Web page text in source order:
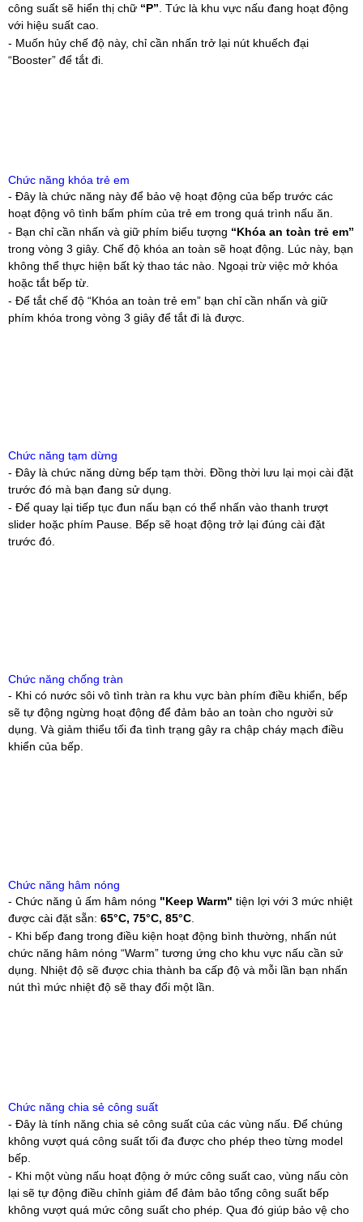
công suất sẽ hiển thị chữ “P” . Tức là khu vực nấu đang hoạt động
với hiệu suất cao.
- Muốn hủy chế độ này, chỉ cần nhấn trở lại nút khuếch đại
“Booster” để tắt đi.
Chức năng khóa trẻ em
- Đây là chức năng này để bảo vệ hoạt động của bếp trước các
hoạt động vô tình bấm phím của trẻ em trong quá trình nấu ăn.
- Bạn chỉ cần nhấn và giữ phím biểu tượng “Khóa an toàn trẻ em”
trong vòng 3 giây. Chế độ khóa an toàn sẽ hoạt động. Lúc này, bạn
không thể thực hiện bất kỳ thao tác nào. Ngoại trừ việc mở khóa
hoặc tắt bếp từ.
- Để tắt chế độ “Khóa an toàn trẻ em” bạn chỉ cần nhấn và giữ
phím khóa trong vòng 3 giây để tắt đi là được.
Chức năng tạm dừng
- Đây là chức năng dừng bếp tạm thời. Đồng thời lưu lại mọi cài đặt
trước đó mà bạn đang sử dụng.
- Để quay lại tiếp tục đun nấu bạn có thể nhấn vào thanh trượt
slider hoặc phím Pause. Bếp sẽ hoạt động trở lại đúng cài đặt
trước đó.
Chức năng chống tràn
- Khi có nước sôi vô tình tràn ra khu vực bàn phím điều khiển, bếp
sẽ tự động ngừng hoạt động để đảm bảo an toàn cho người sử
dụng. Và giảm thiểu tối đa tình trạng gây ra chập cháy mạch điều
khiển của bếp.
Chức năng hâm nóng
- Chức năng ủ ấm hâm nóng "Keep Warm" tiện lợi với 3 mức nhiệt
được cài đặt sẵn: 65°C, 75°C, 85°C.
- Khi bếp đang trong điều kiện hoạt động bình thường, nhấn nút
chức năng hâm nóng “Warm” tương ứng cho khu vực nấu cần sử
dụng. Nhiệt độ sẽ được chia thành ba cấp độ và mỗi lần bạn nhấn
nút thì mức nhiệt độ sẽ thay đổi một lần.
Chức năng chia sẻ công suất
- Đây là tính năng chia sẻ công suất của các vùng nấu. Để chúng
không vượt quá công suất tối đa được cho phép theo từng model
bếp.
- Khi một vùng nấu hoạt động ở mức công suất cao, vùng nấu còn
lại sẽ tự động điều chỉnh giảm để đảm bảo tổng công suất bếp
không vượt quá mức công suất cho phép. Qua đó giúp bảo vệ cho